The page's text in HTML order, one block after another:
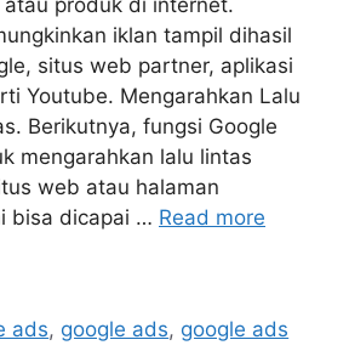
iklan tampil dihasil
situs web partner, aplikasi
Youtube. Mengarahkan Lalu
Berikutnya, fungsi Google
mengarahkan lalu lintas
web atau halaman
bisa dicapai … Read more
ads, google ads, google ads